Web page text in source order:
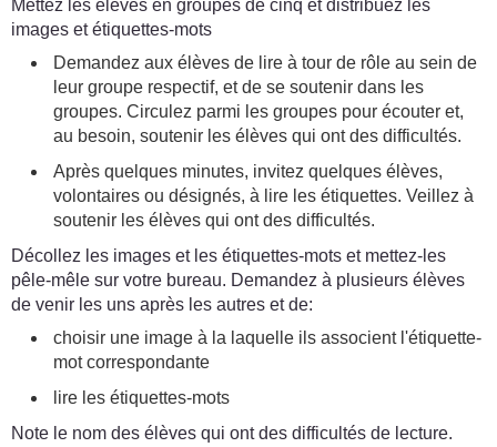
Mettez les élèves en groupes de cinq et distribuez les
images et étiquettes-mots
Demandez aux élèves de lire à tour de rôle au sein de
leur groupe respectif, et de se soutenir dans les
groupes. Circulez parmi les groupes pour écouter et,
au besoin, soutenir les élèves qui ont des difficultés.
Après quelques minutes, invitez quelques élèves,
volontaires ou désignés, à lire les étiquettes. Veillez à
soutenir les élèves qui ont des difficultés.
Décollez les images et les étiquettes-mots et mettez-les
pêle-mêle sur votre bureau. Demandez à plusieurs élèves
de venir les uns après les autres et de:
choisir une image à la laquelle ils associent l'étiquette-
mot correspondante
lire les étiquettes-mots
Note le nom des élèves qui ont des difficultés de lecture.